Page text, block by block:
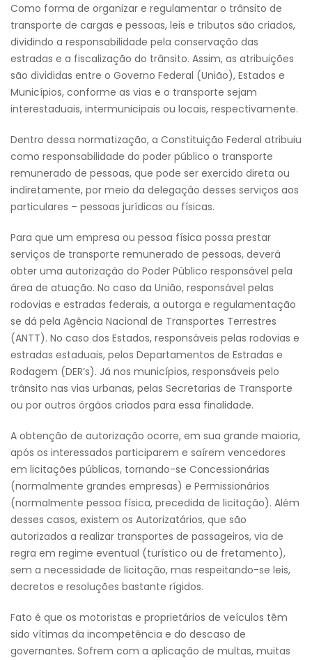
Como forma de organizar e regulamentar o trânsito de
transporte de cargas e pessoas, leis e tributos são criados,
dividindo a responsabilidade pela conservação das
estradas e a fiscalização do trânsito. Assim, as atribuições
são divididas entre o Governo Federal (União), Estados e
Municípios, conforme as vias e o transporte sejam
interestaduais, intermunicipais ou locais, respectivamente.
Dentro dessa normatização, a Constituição Federal atribuiu
como responsabilidade do poder público o transporte
remunerado de pessoas, que pode ser exercido direta ou
indiretamente, por meio da delegação desses serviços aos
particulares – pessoas jurídicas ou físicas.
Para que um empresa ou pessoa física possa prestar
serviços de transporte remunerado de pessoas, deverá
obter uma autorização do Poder Público responsável pela
área de atuação. No caso da União, responsável pelas
rodovias e estradas federais, a outorga e regulamentação
se dá pela Agência Nacional de Transportes Terrestres
(ANTT). No caso dos Estados, responsáveis pelas rodovias e
estradas estaduais, pelos Departamentos de Estradas e
Rodagem (DER’s). Já nos municípios, responsáveis pelo
trânsito nas vias urbanas, pelas Secretarias de Transporte
ou por outros órgãos criados para essa finalidade.
A obtenção de autorização ocorre, em sua grande maioria,
após os interessados participarem e saírem vencedores
em licitações públicas, tornando-se Concessionárias
(normalmente grandes empresas) e Permissionários
(normalmente pessoa física, precedida de licitação). Além
desses casos, existem os Autorizatários, que são
autorizados a realizar transportes de passageiros, via de
regra em regime eventual (turístico ou de fretamento),
sem a necessidade de licitação, mas respeitando-se leis,
decretos e resoluções bastante rígidos.
Fato é que os motoristas e proprietários de veículos têm
sido vítimas da incompetência e do descaso de
governantes. Sofrem com a aplicação de multas, muitas